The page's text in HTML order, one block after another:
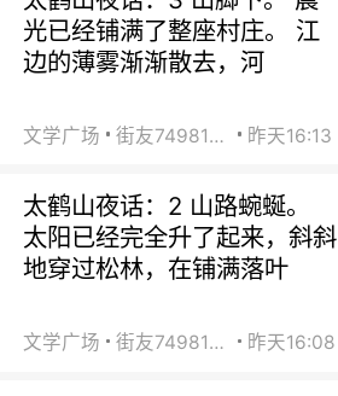
光已经铺满了整座村庄。 江
边的薄雾渐渐散去，河
文学广场 街友74981146 昨天16:13
太鹤山夜话：2 山路蜿蜒。
太阳已经完全升了起来，斜斜
地穿过松林，在铺满落叶
文学广场 街友74981146 昨天16:08